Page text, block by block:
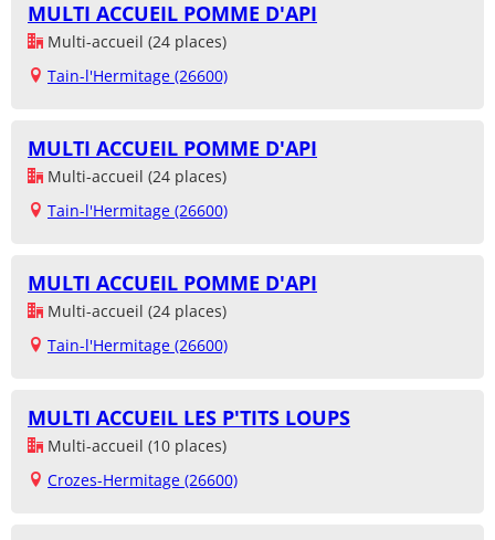
MULTI ACCUEIL POMME D'API
Multi-accueil (24 places)
Tain-l'Hermitage (26600)
MULTI ACCUEIL POMME D'API
Multi-accueil (24 places)
Tain-l'Hermitage (26600)
MULTI ACCUEIL POMME D'API
Multi-accueil (24 places)
Tain-l'Hermitage (26600)
MULTI ACCUEIL LES P'TITS LOUPS
Multi-accueil (10 places)
Crozes-Hermitage (26600)